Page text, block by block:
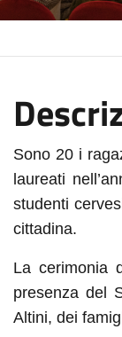
Sono 20i
laureati
studenti
cittadina.
La cerimonia
presenza del
Altini, dei